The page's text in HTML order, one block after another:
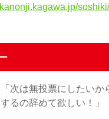
「次は無投票にしたいか
するの辞めて欲しい！」